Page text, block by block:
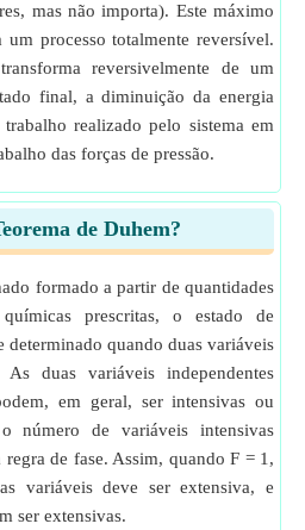
mas não importa). Este máximo
processo totalmente reversível.
reversivelmente de um
final, a diminuição da energia
realizado pelo sistema em
das forças de pressão.
de Duhem?
formado a partir de quantidades
prescritas, o estado de
quando duas variáveis
As duas variáveis independentes
em geral, ser intensivas ou
número de variáveis intensivas
de fase. Assim, quando F = 1,
variáveis deve ser extensiva, e
ser extensivas.